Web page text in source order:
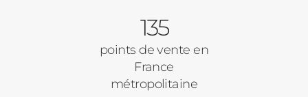
135
points de vente en
France
métropolitaine